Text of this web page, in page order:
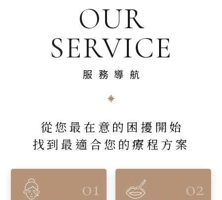
OUR
SERVICE
服務導航
從您最在意的困擾開始
找到最適合您的療程方案
01 02